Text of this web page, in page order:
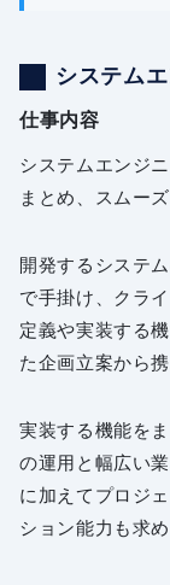
システム
仕事内容
システムエンジ
まとめ、スムー
開発するシステ
で手掛け、クラ
定義や実装する
た企画立案から
実装する機能を
の運用と幅広い
に加えてプロジ
ション能力も求め